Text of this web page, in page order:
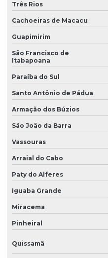
Três Rios
Cachoeiras de Macacu
Guapimirim
São Francisco de
Itabapoana
Paraíba do Sul
Santo Antônio de Pádua
Armação dos Búzios
São João da Barra
Vassouras
Arraial do Cabo
Paty do Alferes
Iguaba Grande
Miracema
Pinheiral
Quissamã